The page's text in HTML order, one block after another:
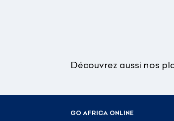
Découvrez aussi nos
GO AFRICA ONLINE